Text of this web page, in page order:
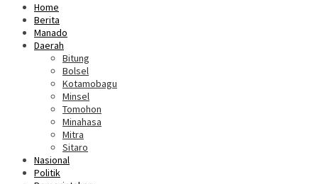
Home
Berita
Manado
Daerah
Bitung
Bolsel
Kotamobagu
Minsel
Tomohon
Minahasa
Mitra
Sitaro
Nasional
Politik